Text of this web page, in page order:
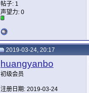
帖子: 1
声望力: 0
2019-03-24, 20:17
huangyanbo
初级会员
注册日期: 2019-03-24